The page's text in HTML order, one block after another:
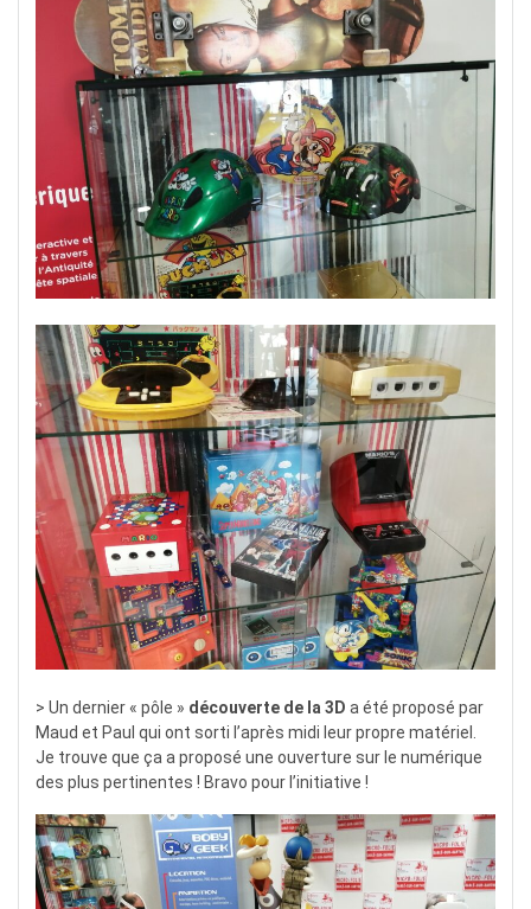
> Un dernier « pôle » découverte de la 3D a été proposé par
Maud et Paul qui ont sorti l’après midi leur propre matériel.
Je trouve que ça a proposé une ouverture sur le numérique
des plus pertinentes ! Bravo pour l’initiative !